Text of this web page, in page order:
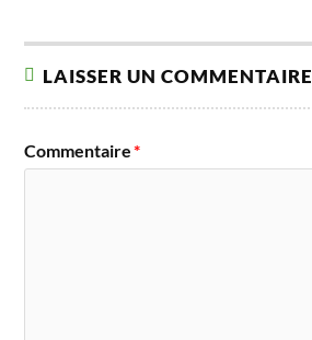
LAISSER UN COMMENTAIRE
Commentaire*